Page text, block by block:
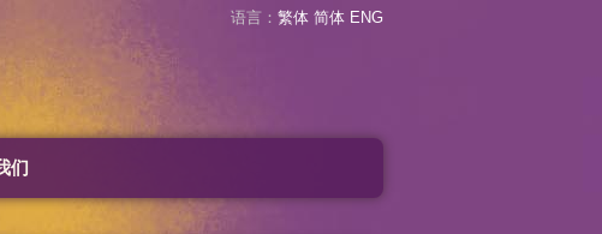
语言： 繁体 简体 ENG
们